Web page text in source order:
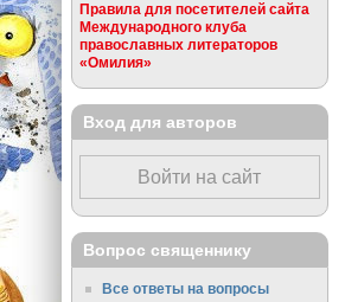
Правила для посетителей сайта
Международного клуба
православных литераторов
«Омилия»
Вход для авторов
Войти на сайт
Вопрос священнику
Все ответы на вопросы